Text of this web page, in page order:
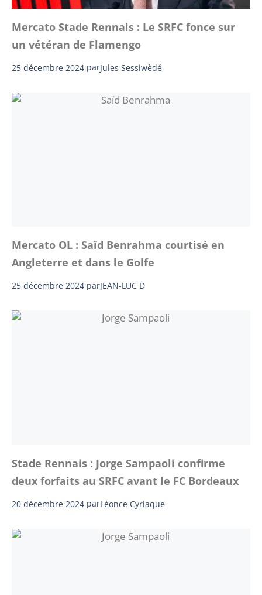
Mercato Stade Rennais : Le SRFC fonce sur
un vétéran de Flamengo
25 décembre 2024 parJules Sessiwèdé
Mercato OL : Saïd Benrahma courtisé en
Angleterre et dans le Golfe
25 décembre 2024 parJEAN-LUC D
Stade Rennais : Jorge Sampaoli confirme
deux forfaits au SRFC avant le FC Bordeaux
20 décembre 2024 parLéonce Cyriaque